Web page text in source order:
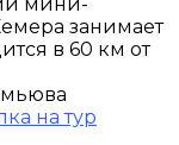
занимает
в 60 км от
на тур